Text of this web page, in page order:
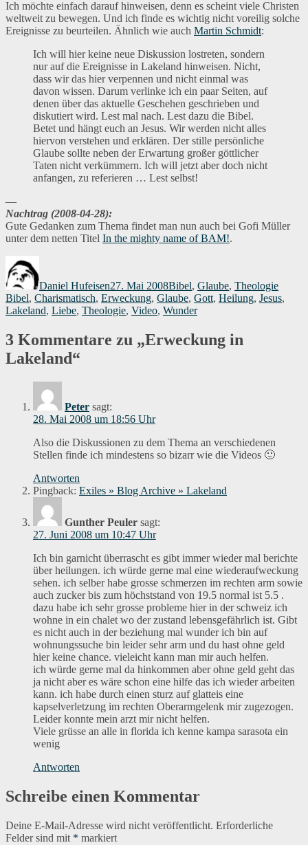
Ich möchte einfach darauf hinweisen, denn es scheint viele Christen
weltweit zu bewegen. Und ich finde es wichtig nicht voreilig solche
Ereignisse zu beurteilen. Ähnlich wie auch Martin Schmidt:
Ich will hier keine neue Diskussion lostreten, sondern
nur auf die Ereignisse in Lakeland hinweisen. Nicht,
dass wir das hier verpennen und nicht einmal was
davon wissen. Darum verlinke ich ein paar Seiten, auf
denen über das aktuelle Geschehen geschrieben und
diskutiert wird. Lest mal nach. Lest dazu die Bibel.
Betet und hängt euch an Jesus. Wir werden nicht alles
hiervon verstehen und erklären. Der stille persönliche
Glaube sollte neben der Erwartung großer göttlicher
Taten nicht verkümmern. Ich will jetzt aber doch nicht
anfangen, zu referieren … Lest selbst!
—
Nachtrag (2008-04-28):
Gute Gedanken zum Thema findet man nun auch bei Gofi Müller
unter dem netten Titel In the mighty name of BAM!.
Daniel Hufeisen27. Mai 2008Bibel, Glaube, Theologie
Bibel, Charismatisch, Erweckung, Glaube, Gott, Heilung, Jesus,
Lakeland, Liebe, Theologie, Video, Wunder
3 Kommentare zu „Erweckung in
Lakeland“
Peter sagt:
28. Mai 2008 um 18:56 Uhr
Also die Diskussionen zu dem Thema an verschiedenen
Stellen finde ich mindestens so bizarr wie die Videos 🙂
Antworten
Pingback: Exiles » Blog Archive » Lakeland
Gunther Peuler sagt:
27. Juni 2008 um 10:47 Uhr
Ich bin garnicht überrascht es gibt immer wieder mal berichte
über heilungen. ich würde gerne mal eine wiederaufweckung
sehen. ich selber habe grosse schmerzen im rechten arm sowie
auch zucker bis zum höchststand von 19.5 normal ist 5.5 .
dazu habe ich sehr grosse probleme hier in der schweiz ich
wohne in ein chalet wo der zustand lebensgefährlich ist. Gibt
es nicht auch in der beziehung mal wunder ich bin auf
wohnungssuche bin leider sehr arm und du hast ohne geld
hier keine chance. vieleicht kann man mir auch helfen.
ich würde gerne mal da hinkommen aber ohne geld geht das
ja nicht aber es wäre schon eine hilfe das ich wieder arbeiten
kann. ich habe durch einen sturz auf glatteis eine
kapselverletzung im rechten Oberarmgelenk mir zugezogen.
Leider konnte mein arzt mir nicht helfen.
Viele grüsse an alle in florida ich kenne kampa sarasota ein
wenig
Antworten
Schreibe einen Kommentar
Deine E-Mail-Adresse wird nicht veröffentlicht. Erforderliche
Felder sind mit * markiert